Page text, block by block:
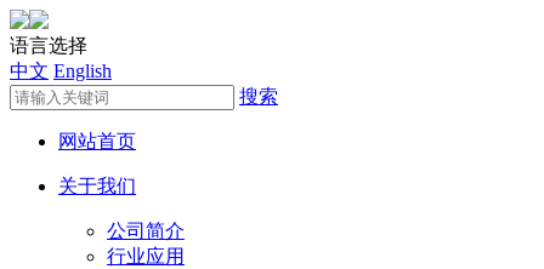
语言选择
中文 English
搜索
网站首页
关于我们
公司简介
行业应用